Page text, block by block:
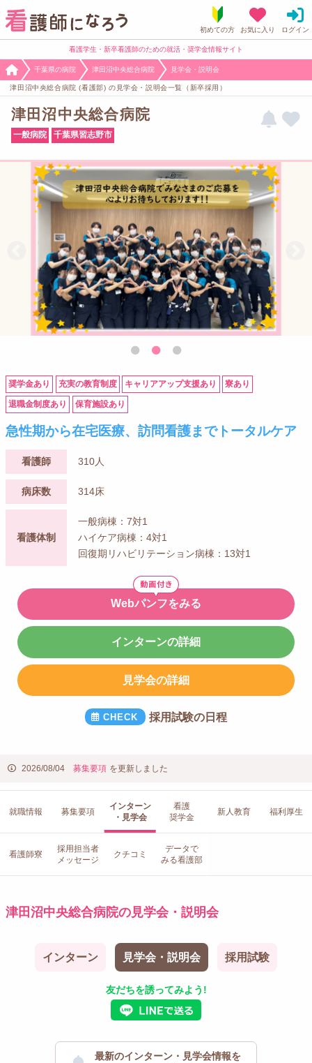
看護学生・新卒看護師のための就活・奨学金情報サイト
千葉県の病院 津田沼中央総合病院 見学会・説明会
津田沼中央総合病院 (看護部) の見学会・説明会一覧（新卒採用）
津田沼中央総合病院
一般病院 千葉県習志野市
奨学金あり 充実の教育制度 キャリアアップ支援あり 寮あり
退職金制度あり 保育施設あり
急性期から在宅医療、訪問看護までトータルケア
看護師 310人
病床数 314床
看護体制
一般病棟：7対1
ハイケア病棟：4対1
回復期リハビリテーション病棟：13対1
Webパンフをみる
インターンの詳細
見学会の詳細
採用試験の日程
2026/08/04 募集要項 を更新しました
就職情報 募集要項
インターン
・見学会
看護
奨学金
新人教育 福利厚生
看護師寮
採用担当者
メッセージ
クチコミ
データで
みる看護部
津田沼中央総合病院の見学会・説明会
インターン 見学会・説明会 採用試験
友だちを誘ってみよう!
最新のインターン・見学会情報を